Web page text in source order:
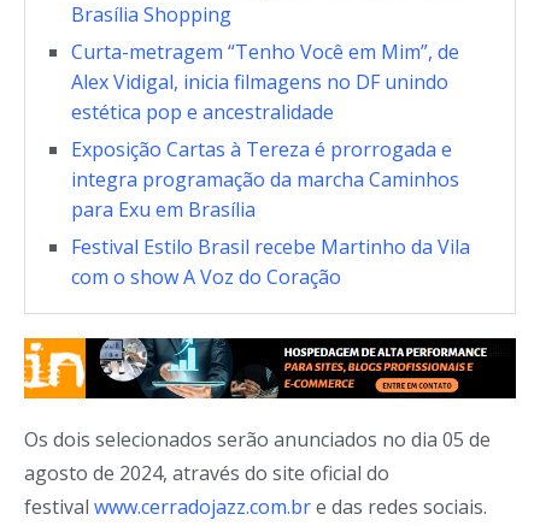
Brasília Shopping
Curta-metragem “Tenho Você em Mim”, de
Alex Vidigal, inicia filmagens no DF unindo
estética pop e ancestralidade
Exposição Cartas à Tereza é prorrogada e
integra programação da marcha Caminhos
para Exu em Brasília
Festival Estilo Brasil recebe Martinho da Vila
com o show A Voz do Coração
Os dois selecionados serão anunciados no dia 05 de
agosto de 2024, através do site oficial do
festival www.cerradojazz.com.bre das redes sociais.